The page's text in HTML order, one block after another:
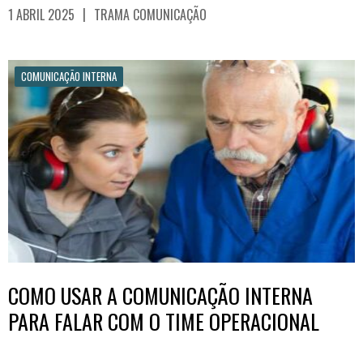
1 ABRIL 2025 | TRAMA COMUNICAÇÃO
COMUNICAÇÃO INTERNA
COMO USAR A COMUNICAÇÃO INTERNA
PARA FALAR COM O TIME OPERACIONAL